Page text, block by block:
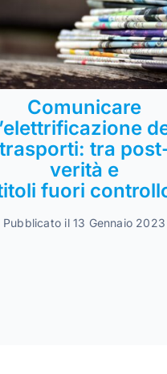
Comunicare
trasporti: tra
verità e
fuori
Pubblicato il 13 Gennaio 2023